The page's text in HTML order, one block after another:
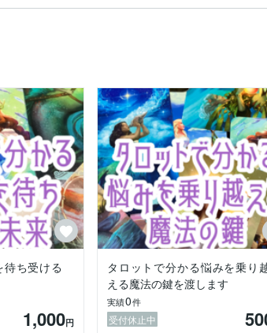
ち受ける
1,000円
タロットで分かる悩みを乗り
える魔法の鍵を渡します
実績0件
受付休止中